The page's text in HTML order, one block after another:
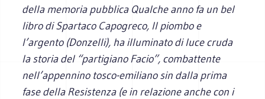
della memoria pubblica Qualche anno fa un bel
libro di Spartaco Capogreco, Il piombo e
l’argento(Donzelli), ha illuminato di luce cruda
la storia del “partigiano Facio”, combattente
nell’appennino tosco-emiliano sin dalla prima
fase della Resistenza (e in relazione anche con i